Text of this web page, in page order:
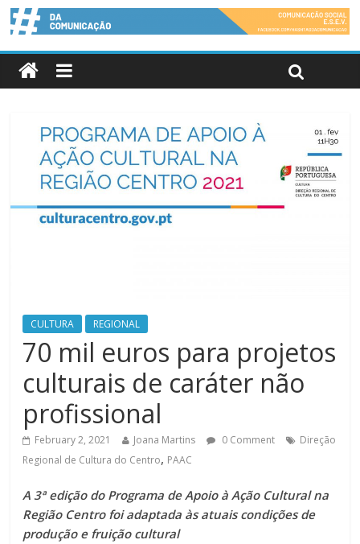
CULTURA REGIONAL
70 mil euros para projetos
culturais de caráter não
profissional
February 2, 2021 Joana Martins 0 Comment
Direção
Regional de Cultura do Centro, PAAC
A 3ª edição do Programa de Apoio à Ação Cultural na
Região Centro foi adaptada às atuais condições de
produção e fruição cultural